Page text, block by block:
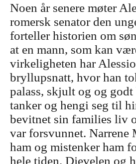
Noen år senere møter
romersk senator den
forteller historien om
at en mann, som kan
virkeligheten har
bryllupsnatt, hvor han
palass, skjult og og
tanker og hengi seg til
bevitnet sin families liv
var forsvunnet. Narrene
ham og mistenker ham
hele tiden. Djevelen og